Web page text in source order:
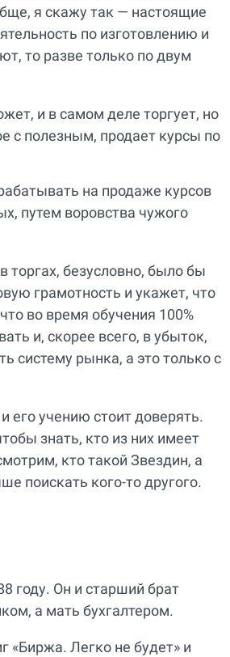
я скажу так — настоящие
по изготовлению и
то разве только по двум
и в самом деле торгует, но
с полезным, продает курсы по
на продаже курсов
путем воровства чужого
торгах, безусловно, было бы
грамотность и укажет, что
во время обучения 100%
и, скорее всего, в убыток,
систему рынка, а это только с
его учению стоит доверять.
знать, кто из них имеет
кто такой Звездин, а
поискать кого-то другого.
году. Он и старший брат
а мать бухгалтером.
«Биржа. Легко не будет» и